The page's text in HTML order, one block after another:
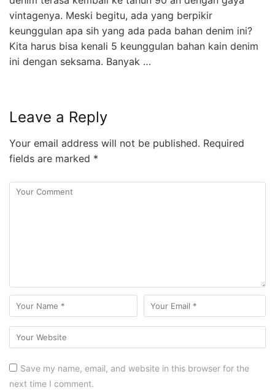
vintagenya. Meski begitu, ada yang berpikir
keunggulan apa sih yang ada pada bahan denim ini?
Kita harus bisa kenali 5 keunggulan bahan kain denim
ini dengan seksama. Banyak …
Leave a Reply
Your email address will not be published. Required
fields are marked *
Save my name, email, and website in this browser for the
next time I comment.